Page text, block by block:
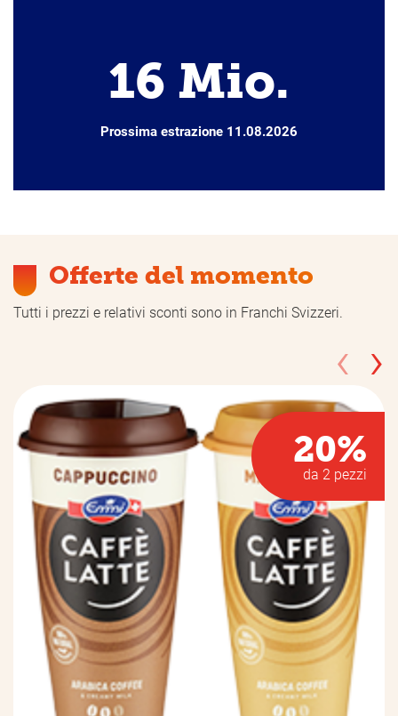
16 Mio.
Prossima estrazione 11.08.2026
Offerte del momento
Tutti i prezzi e relativi sconti sono in Franchi Svizzeri.
20%
da 2 pezzi
‹ ›